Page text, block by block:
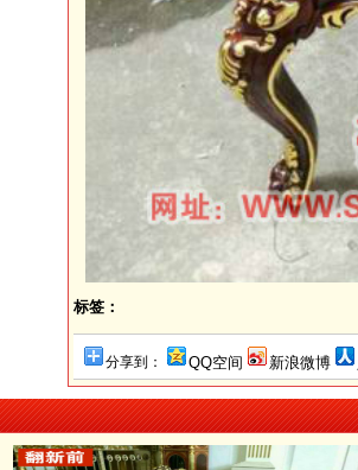
标签：
分享到： QQ空间 新浪微博